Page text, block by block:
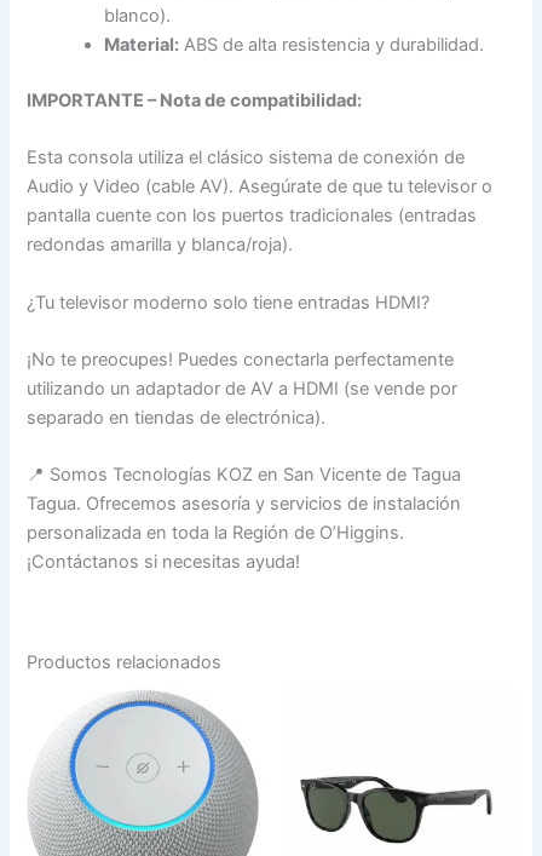
blanco).
Material: ABS de alta resistencia y durabilidad.
IMPORTANTE – Nota de compatibilidad:
Esta consola utiliza el clásico sistema de conexión de
Audio y Video (cable AV). Asegúrate de que tu televisor o
pantalla cuente con los puertos tradicionales (entradas
redondas amarilla y blanca/roja).
¿Tu televisor moderno solo tiene entradas HDMI?
¡No te preocupes! Puedes conectarla perfectamente
utilizando un adaptador de AV a HDMI (se vende por
separado en tiendas de electrónica).
📍 Somos Tecnologías KOZ en San Vicente de Tagua
Tagua. Ofrecemos asesoría y servicios de instalación
personalizada en toda la Región de O’Higgins.
¡Contáctanos si necesitas ayuda!
Productos relacionados
múltiples
variantes.